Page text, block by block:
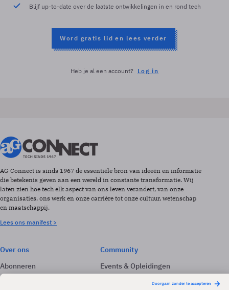
Blijf up-to-date over de laatste ontwikkelingen in en rond tech
Word gratis lid en lees verder
Heb je al een account? Log in
AG Connect is sinds 1967 de essentiële bron van ideeën en informatie
die betekenis geven aan een wereld in constante transformatie. Wij
laten zien hoe tech elk aspect van ons leven verandert, van onze
organisaties, ons werk en onze carrière tot onze cultuur, wetenschap
en maatschappij.
Lees ons manifest >
Over ons
Abonneren
Adverteren
Community
Events & Opleidingen